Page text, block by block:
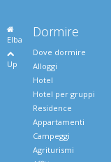
Elba
Up
Dormire
Dove dormire
Alloggi
Hotel
Hotel per gruppi
Residence
Appartamenti
Campeggi
Agriturismi